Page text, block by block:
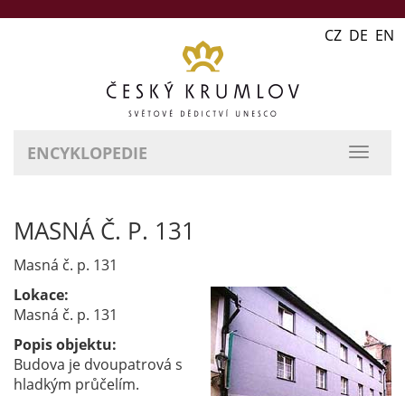
CZ DE EN
ENCYKLOPEDIE
MASNÁ Č. P. 131
Masná č. p. 131
Lokace:
Masná č. p. 131
Popis objektu:
Budova je dvoupatrová s
hladkým průčelím.